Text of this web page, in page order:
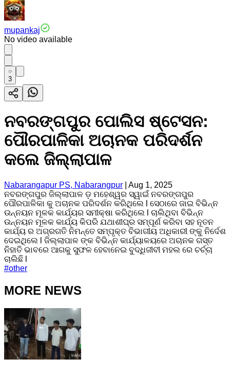
mupankaj
No video available
3
ନବରଙ୍ଗପୁର ପୋଲିସ ଷ୍ଟେସନ:
ପୌରପାଳିକା ଅଚାନକ ପରିଦର୍ଶନ
କଲେ ଜିଲ୍ଲାପାଳ
Nabarangapur PS, Nabarangpur
Aug 1, 2025
ନବରଙ୍ଗପୁର ଜିଲ୍ଲାପାଳ ଡ଼ ମହେଶ୍ୱର ସ୍ୱାଇଁ ନବରଙ୍ଗପୁର
ପୌରପାଳିକା କୁ ଅଚାନକ ପରିଦର୍ଶନ କରିଥିଲେ l ସେଠାରେ ଜାଇ ବିଭିନ୍ନ
ଉନ୍ନୟନ ମୂଳକ କାର୍ଯ୍ୟର ସମୀକ୍ଷା କରିଥିଲେ l ଚାଲିଥିବା ବିଭିନ୍ନ
ଉନ୍ନୟନ ମୂଳକ କାର୍ଯ୍ୟ କିପରି ଯଥାଶୀଘ୍ର ସମ୍ପୂର୍ଣ କରିବା ସହ ନୂତନ
କାର୍ଯ୍ୟ ର ଅଗ୍ରଗତି ନିମନ୍ତେ ସମ୍ପୃକ୍ତ ବିଭାଗୀୟ ଅଧିକାରୀ ଙ୍କୁ ନିର୍ଦେଶ
ଦେଇଥିଲେ l ଜିଲ୍ଲାପାଳ ଙ୍କ ବିଭିନ୍ନ କାର୍ଯ୍ୟାଳୟରେ ଅଚାନକ ଗସ୍ତ
ନିହାତି ଭାବରେ ଆଗକୁ ସୁଫଳ ହେବାନେଇ ବୁଦ୍ଧିଜୀବୀ ମହଲ ରେ ଚର୍ଚ୍ଚା
ଚାଲିଛି l
#other
MORE NEWS